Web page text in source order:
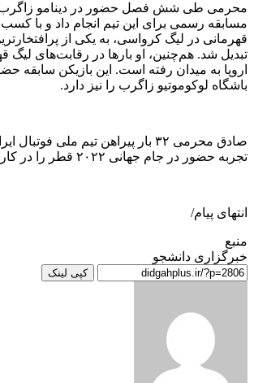
مسابقه رسمی برای این تیم انجام داد و با
قهرمانی در لیگ کرواسی، به یکی از
تبدیل شد. هم‌چنین، او بارها در رقابت‌های لیگ
اروپا به میدان رفته است. این بازیکن سابقه
باشگاه لوکوموتیو زاگرب را نیز دارد.
صادق محرمی ۳۲ بار پیراهن تیم ملی
تجربه حضور در جام جهانی ۲۰۲۲ قطر را در کارنامه خود دارد.
انتهای پیام/
منبع
خبرگزاری دانشجو
کپی لینک